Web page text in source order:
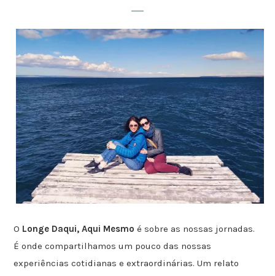
O Longe Daqui, Aqui Mesmo é sobre as nossas jornadas.
É onde compartilhamos um pouco das nossas
experiências cotidianas e extraordinárias. Um relato